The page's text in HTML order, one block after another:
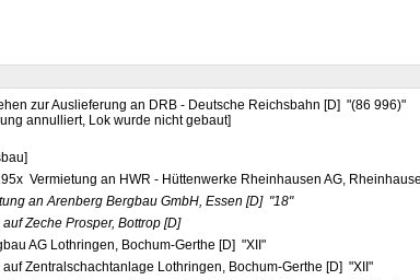
zur Auslieferung an DRB - Deutsche Reichsbahn [D] "(86 996)"
annulliert, Lok wurde nicht gebaut]
Vermietung an HWR - Hüttenwerke Rheinhausen AG,
an Arenberg Bergbau GmbH, Essen [D] "18"
Zeche Prosper, Bottrop [D]
AG Lothringen, Bochum-Gerthe [D] "XII"
auf Zentralschachtanlage Lothringen, Bochum-Gerthe [D] "XII"